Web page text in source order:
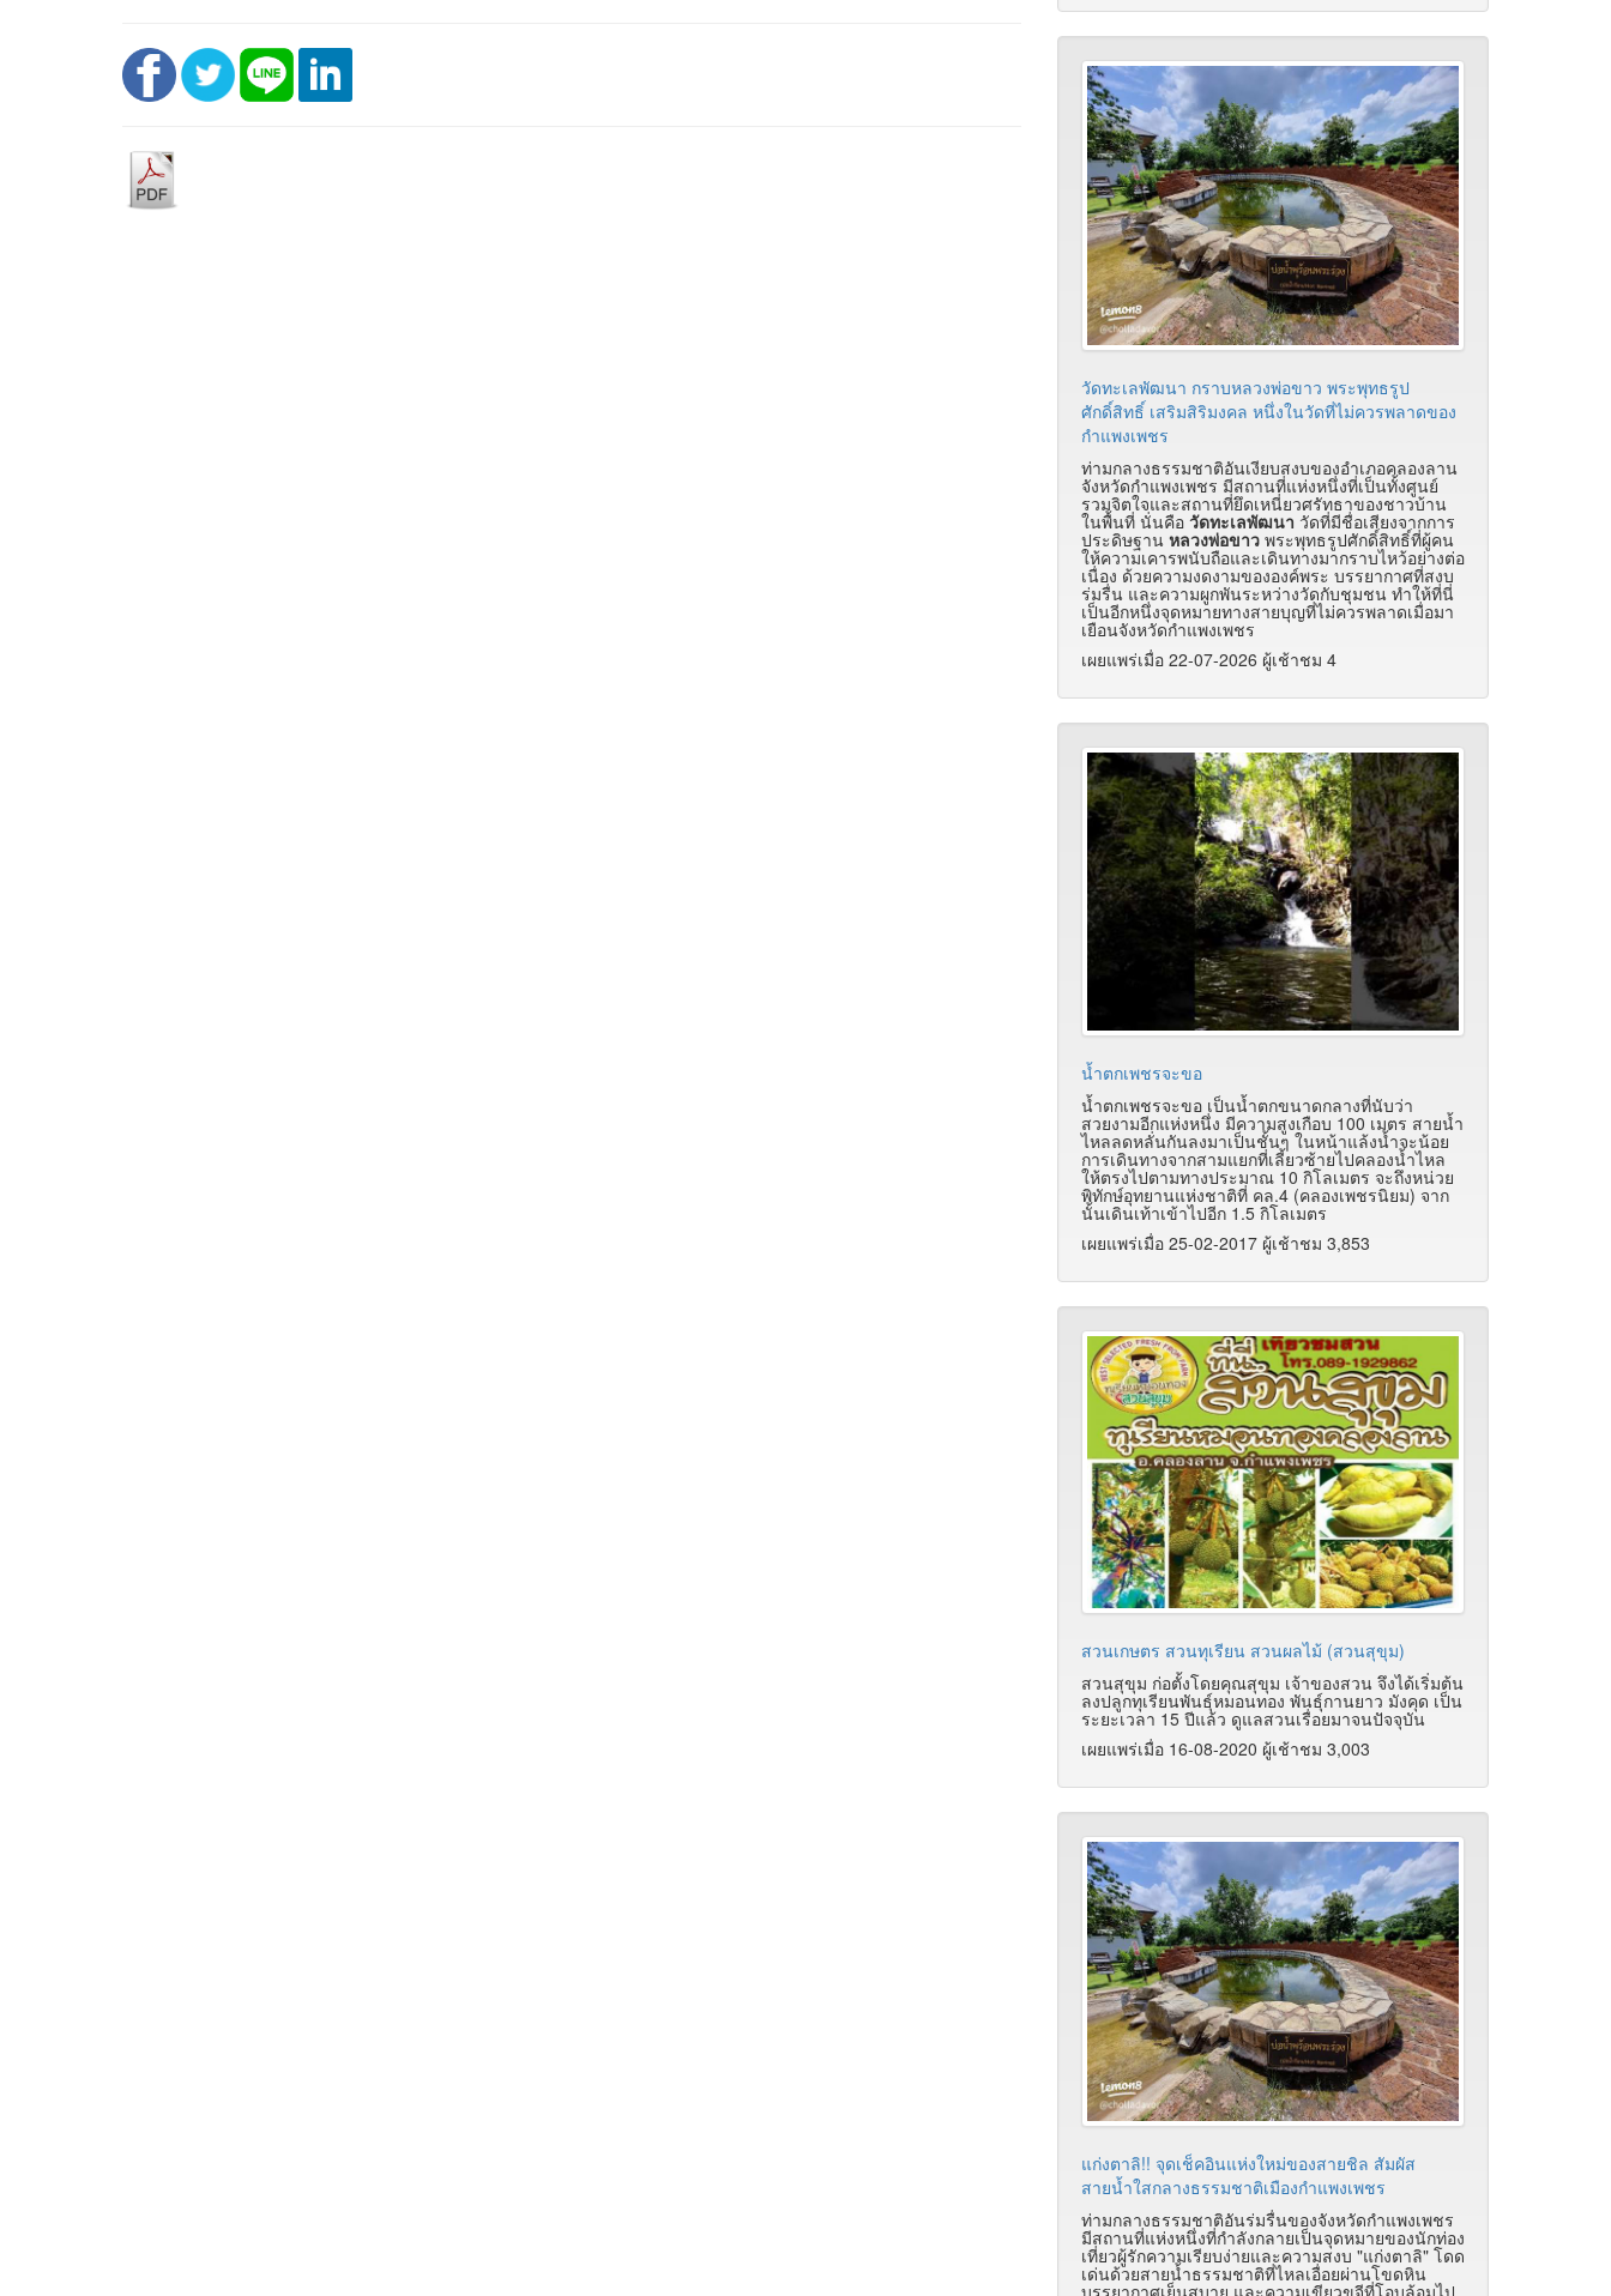
วัดทะเลพัฒนา กราบหลวงพ่อขาว พระพุทธรูป
ศักดิ์สิทธิ์ เสริมสิริมงคล หนึ่งในวัดที่ไม่ควรพลาดของ
กำแพงเพชร
ท่ามกลางธรรมชาติอันเงียบสงบของอำเภอคลองลาน
จังหวัดกำแพงเพชร มีสถานที่แห่งหนึ่งที่เป็นทั้งศูนย์
รวมจิตใจและสถานที่ยึดเหนี่ยวศรัทธาของชาวบ้าน
ในพื้นที่ นั่นคือ วัดทะเลพัฒนา วัดที่มีชื่อเสียงจากการ
ประดิษฐาน หลวงพ่อขาว พระพุทธรูปศักดิ์สิทธิ์ที่ผู้คน
ให้ความเคารพนับถือและเดินทางมากราบไหว้อย่างต่อ
เนื่อง ด้วยความงดงามขององค์พระ บรรยากาศที่สงบ
ร่มรื่น และความผูกพันระหว่างวัดกับชุมชน ทำให้ที่นี่
เป็นอีกหนึ่งจุดหมายทางสายบุญที่ไม่ควรพลาดเมื่อมา
เยือนจังหวัดกำแพงเพชร
เผยแพร่เมื่อ 22-07-2026 ผู้เช้าชม 4
น้ำตกเพชรจะขอ
น้ำตกเพชรจะขอ เป็นน้ำตกขนาดกลางที่นับว่า
สวยงามอีกแห่งหนึ่ง มีความสูงเกือบ 100 เมตร สายน้ำ
ไหลลดหลั่นกันลงมาเป็นชั้นๆ ในหน้าแล้งน้ำจะน้อย
การเดินทางจากสามแยกที่เลี้ยวซ้ายไปคลองน้ำไหล
ให้ตรงไปตามทางประมาณ 10 กิโลเมตร จะถึงหน่วย
พิทักษ์อุทยานแห่งชาติที่ คล.4 (คลองเพชรนิยม) จาก
นั้นเดินเท้าเข้าไปอีก 1.5 กิโลเมตร
เผยแพร่เมื่อ 25-02-2017 ผู้เช้าชม 3,853
สวนเกษตร สวนทุเรียน สวนผลไม้ (สวนสุขุม)
สวนสุขุม ก่อตั้งโดยคุณสุขุม เจ้าของสวน จึงได้เริ่มต้น
ลงปลูกทุเรียนพันธุ์หมอนทอง พันธุ์กานยาว มังคุด เป็น
ระยะเวลา 15 ปีแล้ว ดูแลสวนเรื่อยมาจนปัจจุบัน
เผยแพร่เมื่อ 16-08-2020 ผู้เช้าชม 3,003
แก่งตาลิ!! จุดเช็คอินแห่งใหม่ของสายชิล สัมผัส
สายน้ำใสกลางธรรมชาติเมืองกำแพงเพชร
ท่ามกลางธรรมชาติอันร่มรื่นของจังหวัดกำแพงเพชร
มีสถานที่แห่งหนึ่งที่กำลังกลายเป็นจุดหมายของนักท่อง
เที่ยวผู้รักความเรียบง่ายและความสงบ "แก่งตาลิ" โดด
เด่นด้วยสายน้ำธรรมชาติที่ไหลเอื่อยผ่านโขดหิน
บรรยากาศเย็นสบาย และความเขียวขจีที่โอบล้อมไป